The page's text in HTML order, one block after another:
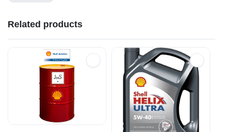
Related products